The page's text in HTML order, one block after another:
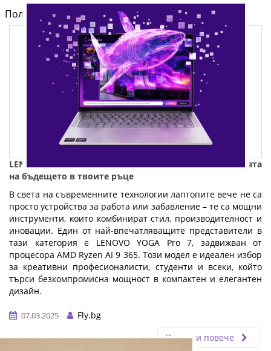
Полезно от блога за компютри и лаптопи на Fly.bg
LENOVO YOGA Pro 7 с AMD Ryzen AI 9 365 - Технологията
на бъдещето в твоите ръце
В света на съвременните технологии лаптопите вече не са
просто устройства за работа или забавление – те са мощни
инструменти, които комбинират стил, производителност и
иновации. Един от най-впечатляващите представители в
тази категория е LENOVO YOGA Pro 7, задвижван от
процесора AMD Ryzen AI 9 365. Този модел е идеален избор
за креативни професионалисти, студенти и всеки, който
търси безкомпромисна мощност в компактен и елегантен
дизайн.
…
07.03.2025
Fly.bg
Прочети повече